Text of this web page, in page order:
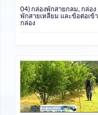
04) กล่องพักสายกลม, กล่อง
พักสายเหลียม และข้อต่อเข้า
กล่อง